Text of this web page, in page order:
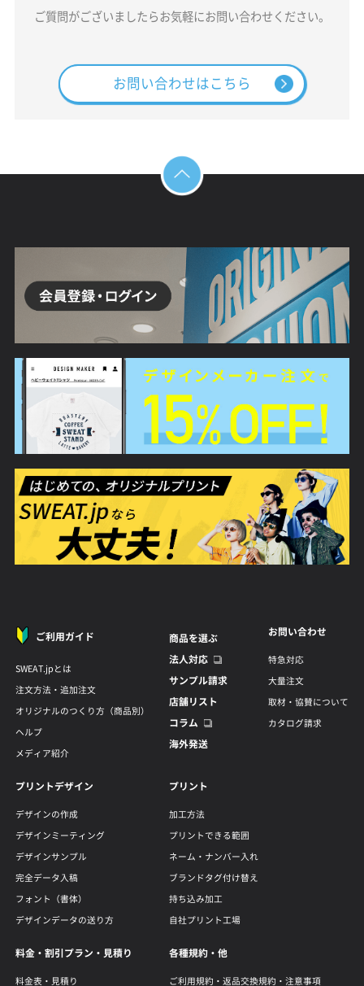
ご質問がございましたらお気軽にお問い合わせください。
お問い合わせはこちら
ご利用ガイド
SWEAT.jpとは
注文方法・追加注文
オリジナルのつくり方（商品別）
ヘルプ
メディア紹介
商品を選ぶ
法人対応
サンプル請求
店舗リスト
コラム
海外発送
お問い合わせ
特急対応
大量注文
取材・協賛について
カタログ請求
プリントデザイン
デザインの作成
デザインミーティング
デザインサンプル
完全データ入稿
フォント（書体）
デザインデータの送り方
プリント
加工方法
プリントできる範囲
ネーム・ナンバー入れ
ブランドタグ付け替え
持ち込み加工
自社プリント工場
料金・割引プラン・見積り
料金表・見積り
各種規約・他
ご利用規約・返品交換規約・注意事項